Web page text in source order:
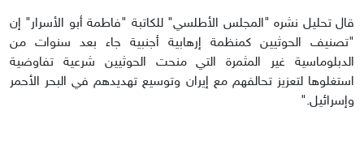
قال تحليل نشره "المجلس الأطلسي" للكاتبة "فاطمة أبو الأسرار" إن
"تصنيف الحوثيين كمنظمة إرهابية أجنبية جاء بعد سنوات من
الدبلوماسية غير المثمرة التي منحت الحوثيين شرعية تفاوضية
استغلوها لتعزيز تحالفهم مع إيران وتوسيع تهديدهم في البحر الأحمر
وإسرائيل."